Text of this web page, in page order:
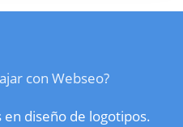
con Webseo?
diseño de logotipos.